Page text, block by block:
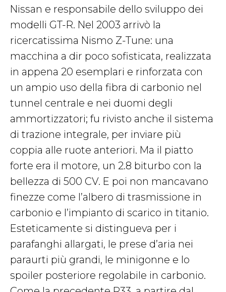
Nissan e responsabile dello sviluppo dei
modelli GT-R. Nel 2003 arrivò la
ricercatissima Nismo Z-Tune: una
macchina a dir poco sofisticata, realizzata
in appena 20 esemplari e rinforzata con
un ampio uso della fibra di carbonio nel
tunnel centrale e nei duomi degli
ammortizzatori; fu rivisto anche il sistema
di trazione integrale, per inviare più
coppia alle ruote anteriori. Ma il piatto
forte era il motore, un 2.8 biturbo con la
bellezza di 500 CV. E poi non mancavano
finezze come l’albero di trasmissione in
carbonio e l’impianto di scarico in titanio.
Esteticamente si distingueva per i
parafanghi allargati, le prese d’aria nei
paraurti più grandi, le minigonne e lo
spoiler posteriore regolabile in carbonio.